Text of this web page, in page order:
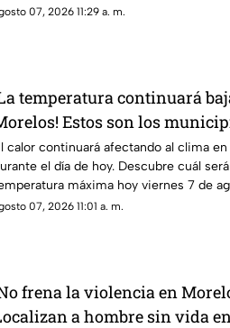
07, 2026 11:29 a. m.
temperatura continuará
Estos son los
menos de 30
calor continuará afectando al clima en
el día de hoy. Descubre cuál
máxima hoy viernes 7 de
07, 2026 11:01 a. m.
frena la violencia en
a hombre sin vida